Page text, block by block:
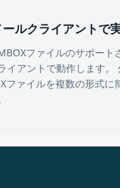
ルクライアントで
ファイルのサポート
イアントで動作します。
ファイルを複数の形式に